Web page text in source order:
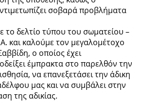
σοβαρά προβλήματα
το δελτίο τύπου του σωματείου –
και καλούμε τον μεγαλομέτοχο
ο οποίος έχει
έμπρακτα στο παρελθόν την
να επανεξετάσει την άδικη
μας και να συμβάλει στην
της αδικίας.